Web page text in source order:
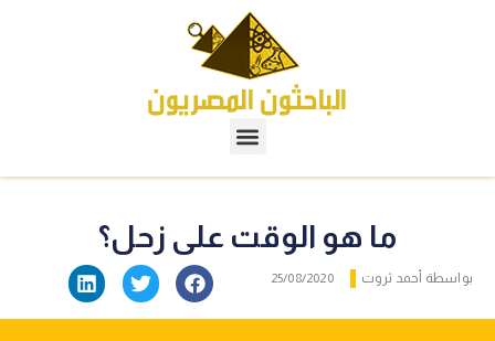
ما هو الوقت على زحل؟
بواسطة أحمد ثروت 25/08/2020